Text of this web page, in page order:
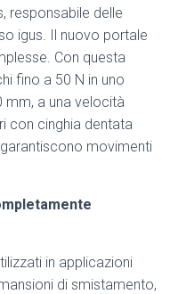
responsabile delle
igus. Il nuovo portale
Con questa
fino a 50 N in uno
mm, a una velocità
con cinghia dentata
movimenti
in applicazioni
di smistamento,